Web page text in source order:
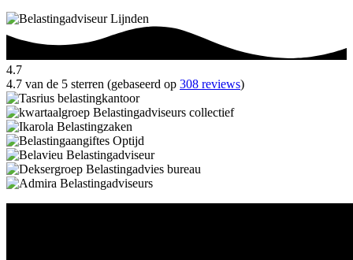
4.7
4.7 van de 5 sterren (gebaseerd op 308 reviews)